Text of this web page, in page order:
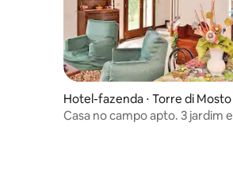
Hotel-fazenda ⋅ Torre di Mosto
Casa no campo apto. 3 jardim e